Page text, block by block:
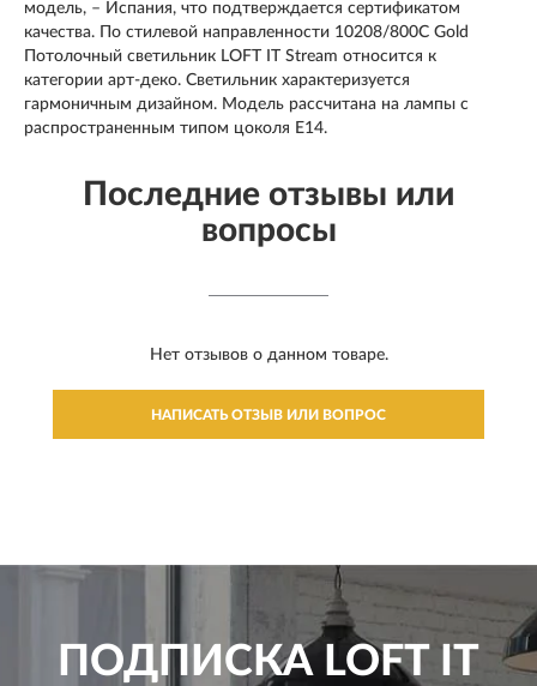
модель, – Испания, что подтверждается сертификатом
качества. По стилевой направленности 10208/800C Gold
Потолочный светильник LOFT IT Stream относится к
категории арт-деко. Светильник характеризуется
гармоничным дизайном. Модель рассчитана на лампы с
распространенным типом цоколя E14.
Последние отзывы или
вопросы
Нет отзывов о данном товаре.
НАПИСАТЬ ОТЗЫВ ИЛИ ВОПРОС
ПОДПИСКА LOFT IT